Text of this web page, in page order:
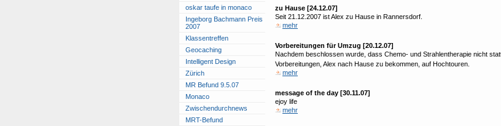
oskar taufe in monaco
Ingeborg Bachmann Preis
2007
Klassentreffen
Geocaching
Intelligent Design
Zürich
MR Befund 9.5.07
Monaco
Zwischendurchnews
MRT-Befund
zu Hause [24.12.07]
Seit 21.12.2007 ist Alex zu Hause in Rannersdorf.
mehr
Vorbereitungen für Umzug [20.12.07]
Nachdem beschlossen wurde, dass Chemo- und Strahlentherapie nicht
Vorbereitungen, Alex nach Hause zu bekommen, auf Hochtouren.
mehr
message of the day [30.11.07]
ejoy life
mehr